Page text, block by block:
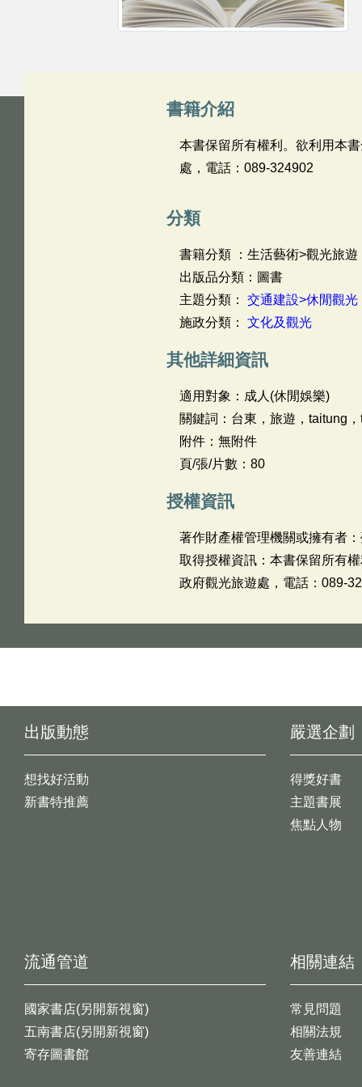
書籍介紹
本書保留所有權利。欲利用本
處，電話：089-324902
分類
書籍分類 ：生活藝術>觀光旅遊
出版品分類：圖書
主題分類： 交通建設>休閒觀光
施政分類： 文化及觀光
其他詳細資訊
適用對象：成人(休閒娛樂)
關鍵詞：台東，旅遊，taitung
附件：無附件
頁/張/片數：80
授權資訊
著作財產權管理機關或擁有者
取得授權資訊：本書保留所有
政府觀光旅遊處，電話：089-
出版動態
想找好活動
新書特推薦
嚴選企劃
得獎好書
主題書展
焦點人物
流通管道
國家書店(另開新視窗)
五南書店(另開新視窗)
寄存圖書館
相關連結
常見問題
相關法規
友善連結